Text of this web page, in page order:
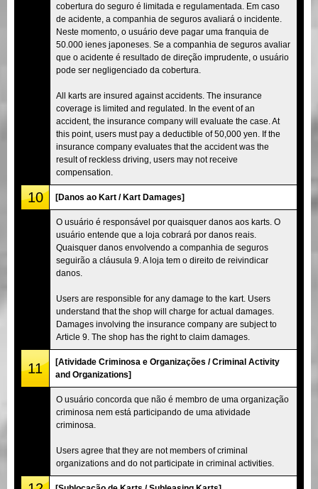
cobertura do seguro é limitada e regulamentada. Em caso
de acidente, a companhia de seguros avaliará o incidente.
Neste momento, o usuário deve pagar uma franquia de
50.000 ienes japoneses. Se a companhia de seguros avaliar
que o acidente é resultado de direção imprudente, o usuário
pode ser negligenciado da cobertura.
All karts are insured against accidents. The insurance
coverage is limited and regulated. In the event of an
accident, the insurance company will evaluate the case. At
this point, users must pay a deductible of 50,000 yen. If the
insurance company evaluates that the accident was the
result of reckless driving, users may not receive
compensation.
10 [Danos ao Kart / Kart Damages]
O usuário é responsável por quaisquer danos aos karts. O
usuário entende que a loja cobrará por danos reais.
Quaisquer danos envolvendo a companhia de seguros
seguirão a cláusula 9. A loja tem o direito de reivindicar
danos.
Users are responsible for any damage to the kart. Users
understand that the shop will charge for actual damages.
Damages involving the insurance company are subject to
Article 9. The shop has the right to claim damages.
11
[Atividade Criminosa e Organizações / Criminal Activity
and Organizations]
O usuário concorda que não é membro de uma organização
criminosa nem está participando de uma atividade
criminosa.
Users agree that they are not members of criminal
organizations and do not participate in criminal activities.